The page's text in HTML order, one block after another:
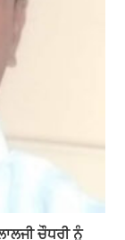
ਚੌਧਰੀ ਨੂੰ